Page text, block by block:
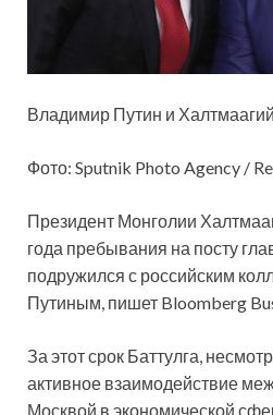
Владимир Путин и
Фото: Sputnik Photo Agency /
Президент Монголии
года пребывания на посту
подружился с российским
Путиным, пишет Bloomberg
За этот срок Баттулга,
активное взаимодействие
Москвой в экономической